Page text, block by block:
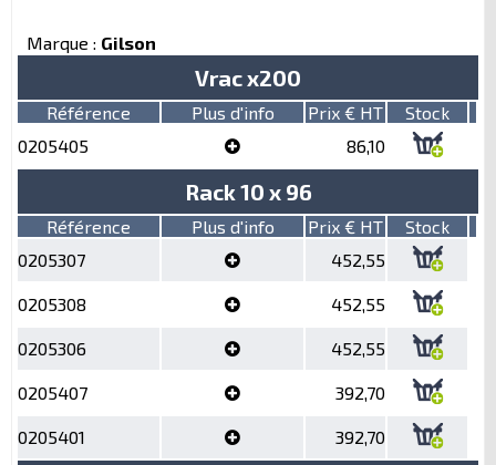
Marque : Gilson
Vrac x200
Référence Plus d'info Prix € HT
Stock
0205405
86,10
Rack 10 x 96
Référence Plus d'info Prix € HT
Stock
0205307
452,55
0205308 452,55
0205306 452,55
0205407 392,70
0205401 392,70